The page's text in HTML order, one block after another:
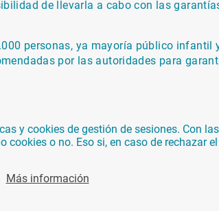
de llevarla a cabo con las
personas, ya mayoría público
por las autoridades para
y cookies de gestión de sesiones. Con
o no. Eso si, en caso de rechazar
Más información